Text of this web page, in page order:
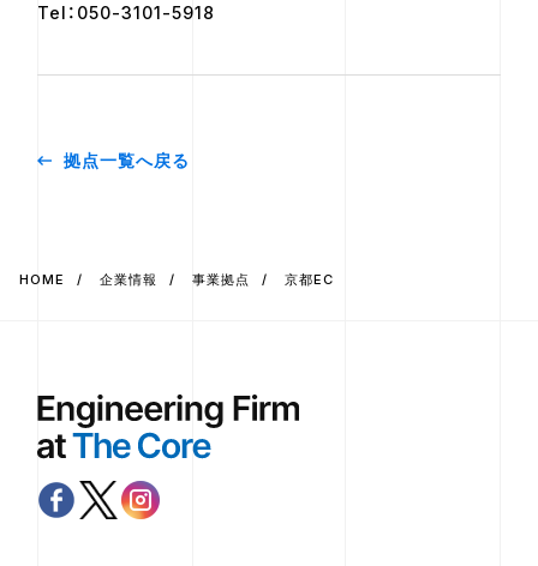
Tel：050-3101-5918
拠点一覧へ戻る
HOME 企業情報 事業拠点 京都EC